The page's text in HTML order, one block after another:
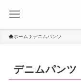
ホーム デニムパンツ
デニムパンツ